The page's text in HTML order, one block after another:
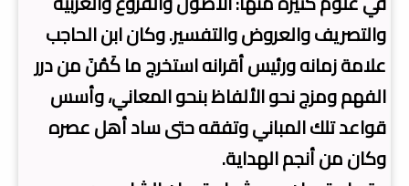
والتصريف والعروض والتفسير. وكان ابن الحاجب
علامة زمانه ورئيس أقرانه استخرج ما كَمُنَ من درر
الفهم ومزج نحو الألفاظ بنحو المعاني، وأسس
قواعد تلك المباني وتفقه حتى ساد أهل عصره
وكان من أنجم الهداية.